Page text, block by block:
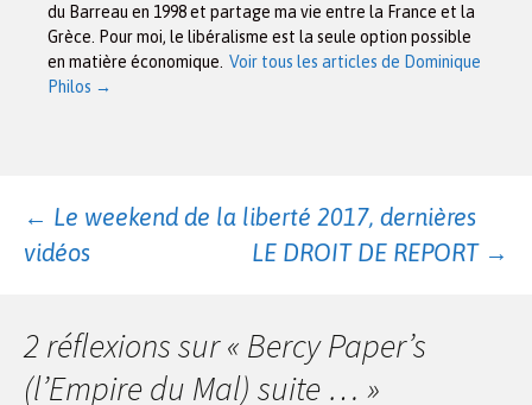
du Barreau en 1998 et partage ma vie entre la France et la
Grèce. Pour moi, le libéralisme est la seule option possible
en matière économique. Voir tous les articles de Dominique
Philos →
Navigation
articles
← Le weekend de la liberté 2017, dernières
vidéos
LE DROIT DE REPORT →
2 réflexions sur « Bercy Paper’s
(l’Empire du Mal) suite … »